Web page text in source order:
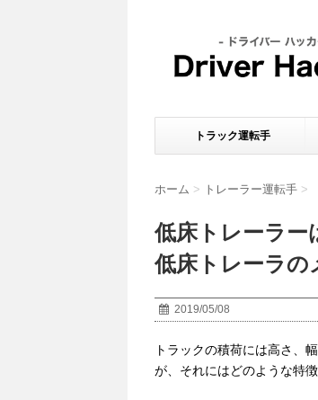
トラック運転手
ホーム > トレーラー運転手 >
低床トレーラー
低床トレーラの
2019/05/08
トラックの積荷には高さ、
が、それにはどのような特